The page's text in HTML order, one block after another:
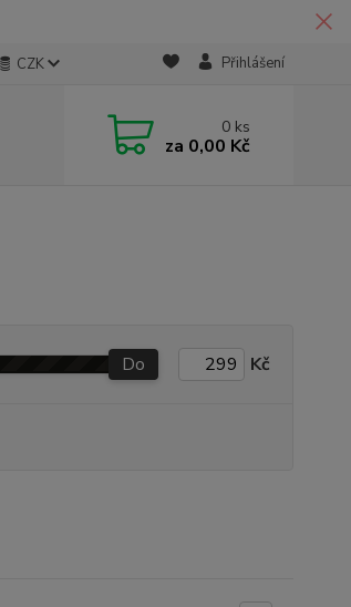
CZK Přihlášení
0 ks
za 0,00 Kč
Do Kč